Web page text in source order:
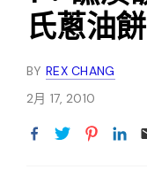
氏蔥油
BY REX CHANG
2月 17, 2010